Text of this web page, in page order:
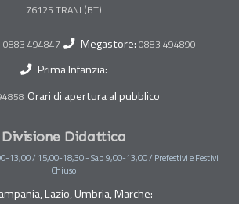
0883 494847 Megastore: 0883 494890
Prima Infanzia:
Orari di apertura al pubblico
Divisione Didattica
13,00 / 15,00-18,30 - Sab 9,00-13,00 / Prefestivi e Festivi
Chiuso
Lazio, Umbria, Marche: